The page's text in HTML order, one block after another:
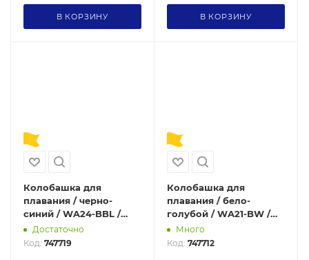
В КОРЗИНУ В КОРЗИНУ
Колобашка для
плавания / черно-
синий / WA24-BBL /
уп50
Достаточно
Код: 747719
Колобашка для
плавания / бело-
голубой / WA21-BW /
уп50
Много
Код: 747712